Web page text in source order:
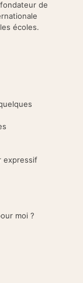
de
écoles.
expressif
moi ?